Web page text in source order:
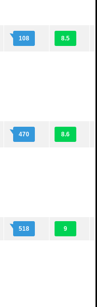
108 8.5
470 8.6
518 9